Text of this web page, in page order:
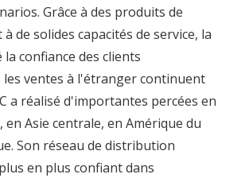
Grâce à des produits de
de solides capacités de service, la
confiance des clients
ventes à l'étranger continuent
a réalisé d'importantes percées en
en Asie centrale, en Amérique du
Son réseau de distribution
en plus confiant dans